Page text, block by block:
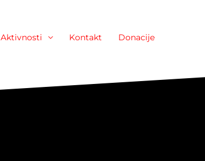
Aktivnosti Kontakt Donacije